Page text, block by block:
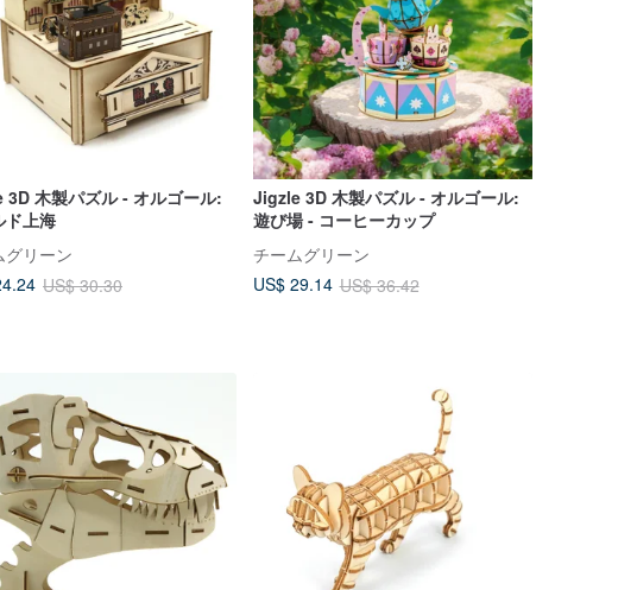
木製パズル - オルゴール:
ド上海
グリーン
US$ 30.30
Jigzle 3D 木製パズル - オルゴール:
遊び場 - コーヒーカップ
チームグリーン
US$ 29.14 US$ 36.42